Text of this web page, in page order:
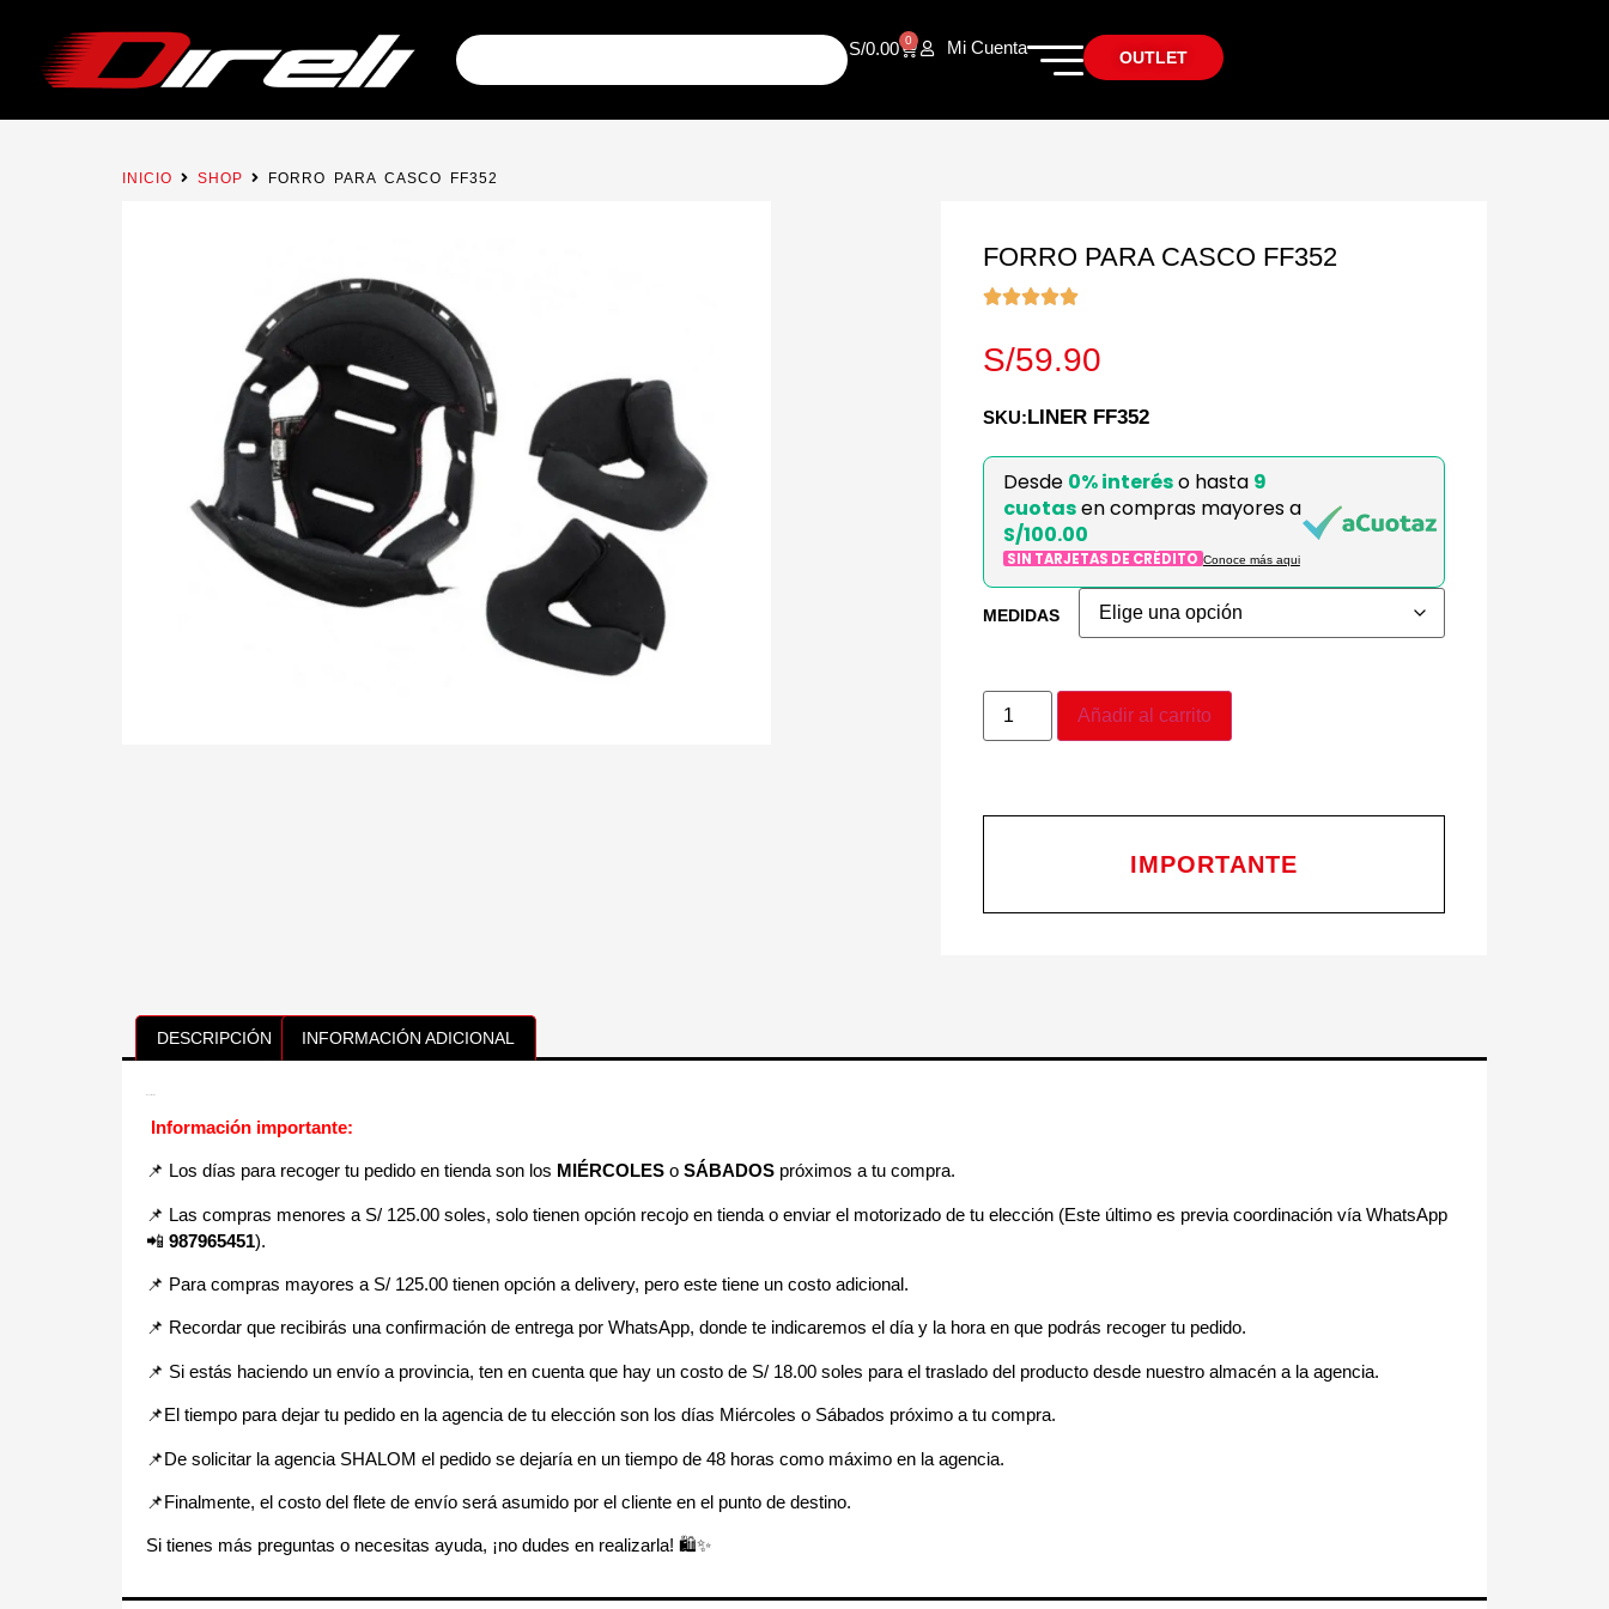
S/0.00 0 Mi Cuenta OUTLET
INICIO SHOP FORRO PARA CASCO FF352
FORRO PARA CASCO FF352
S/59.90
SKU: LINER FF352
Desde 0% interéso hasta 9
cuotasen compras mayores a
S/100.00
SIN TARJETAS DE CRÉDITO Conoce más aqui
MEDIDAS
Añadir al carrito
IMPORTANTE
DESCRIPCIÓN INFORMACIÓN ADICIONAL
Información importante:
📌 Los días para recoger tu pedido en tienda son los MIÉRCOLES o SÁBADOS próximos a tu compra.
📌 Las compras menores a S/ 125.00 soles, solo tienen opción recojo en tienda o enviar el motorizado de tu elección (Este último es previa coordinación vía WhatsApp
📲 987965451).
📌 Para compras mayores a S/ 125.00 tienen opción a delivery, pero este tiene un costo adicional.
📌 Recordar que recibirás una confirmación de entrega por WhatsApp, donde te indicaremos el día y la hora en que podrás recoger tu pedido.
📌 Si estás haciendo un envío a provincia, ten en cuenta que hay un costo de S/ 18.00 soles para el traslado del producto desde nuestro almacén a la agencia.
📌El tiempo para dejar tu pedido en la agencia de tu elección son los días Miércoles o Sábados próximo a tu compra.
📌De solicitar la agencia SHALOM el pedido se dejaría en un tiempo de 48 horas como máximo en la agencia.
📌Finalmente, el costo del flete de envío será asumido por el cliente en el punto de destino.
Si tienes más preguntas o necesitas ayuda, ¡no dudes en realizarla! 🛍️✨